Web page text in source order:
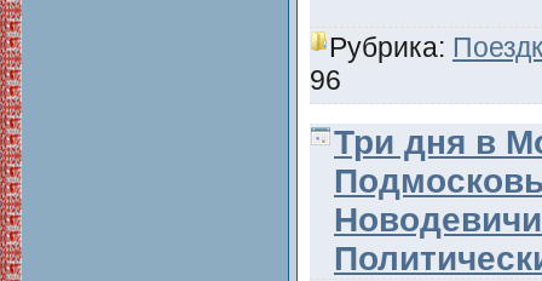
Рубрика:
96
Три дня в